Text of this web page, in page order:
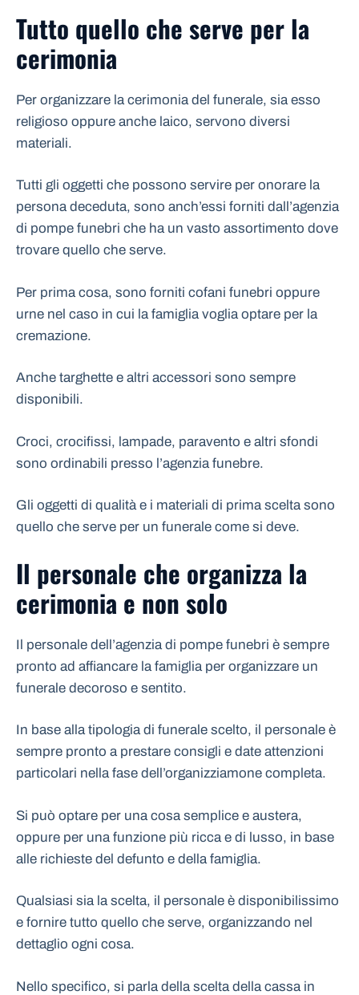
Tutto quello che serve per la
cerimonia
Per organizzare la cerimonia del funerale, sia esso
religioso oppure anche laico, servono diversi
materiali.
Tutti gli oggetti che possono servire per onorare la
persona deceduta, sono anch’essi forniti dall’agenzia
di pompe funebri che ha un vasto assortimento dove
trovare quello che serve.
Per prima cosa, sono forniti cofani funebri oppure
urne nel caso in cui la famiglia voglia optare per la
cremazione.
Anche targhette e altri accessori sono sempre
disponibili.
Croci, crocifissi, lampade, paravento e altri sfondi
sono ordinabili presso l’agenzia funebre.
Gli oggetti di qualità e i materiali di prima scelta sono
quello che serve per un funerale come si deve.
Il personale che organizza la
cerimonia e non solo
Il personale dell’agenzia di pompe funebri è sempre
pronto ad affiancare la famiglia per organizzare un
funerale decoroso e sentito.
In base alla tipologia di funerale scelto, il personale è
sempre pronto a prestare consigli e date attenzioni
particolari nella fase dell’organizziamone completa.
Si può optare per una cosa semplice e austera,
oppure per una funzione più ricca e di lusso, in base
alle richieste del defunto e della famiglia.
Qualsiasi sia la scelta, il personale è disponibilissimo
e fornire tutto quello che serve, organizzando nel
dettaglio ogni cosa.
Nello specifico, si parla della scelta della cassa in